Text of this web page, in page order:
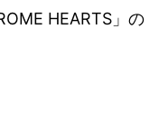
HEARTS」の